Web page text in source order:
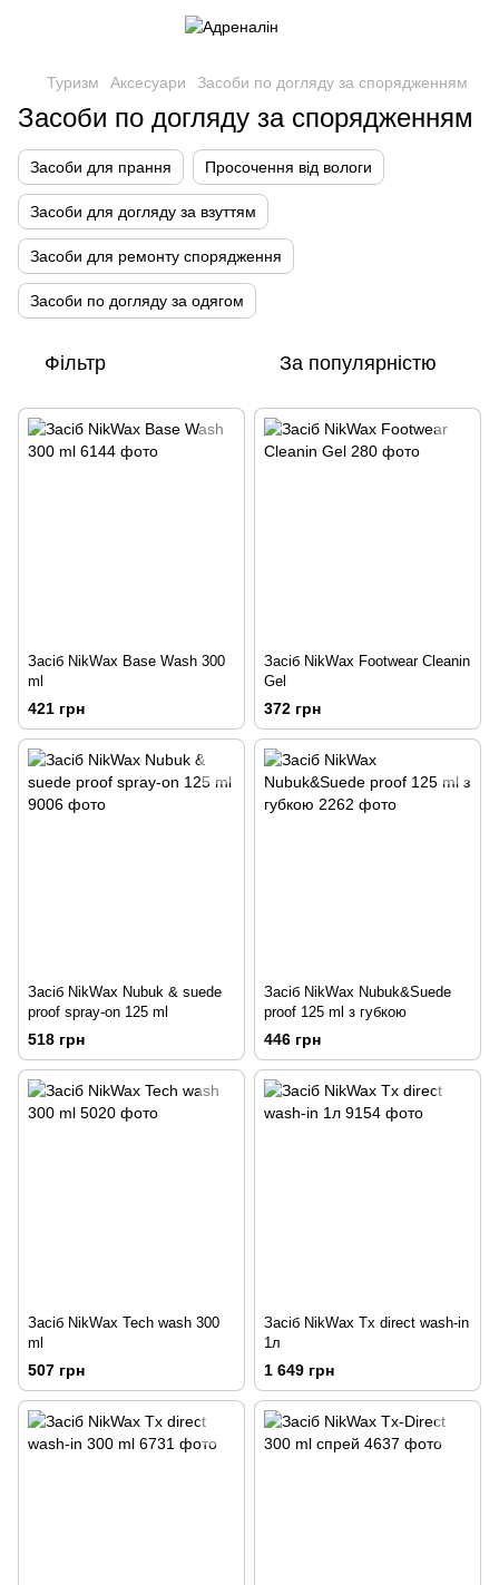
Туризм Аксесуари Засоби по догляду за спорядженням
Засоби по догляду за спорядженням
Засоби для прання Просочення від вологи
Засоби для догляду за взуттям
Засоби для ремонту спорядження
Засоби по догляду за одягом
Фільтр За популярністю
Засіб NikWax Base Wash 300
ml
421 грн
Засіб NikWax Footwear Cleanin
Gel
372 грн
Засіб NikWax Nubuk & suede
proof spray-on 125 ml
518 грн
Засіб NikWax Nubuk&Suede
proof 125 ml з губкою
446 грн
Засіб NikWax Tech wash 300
ml
507 грн
Засіб NikWax Tx direct wash-in
1л
1 649 грн